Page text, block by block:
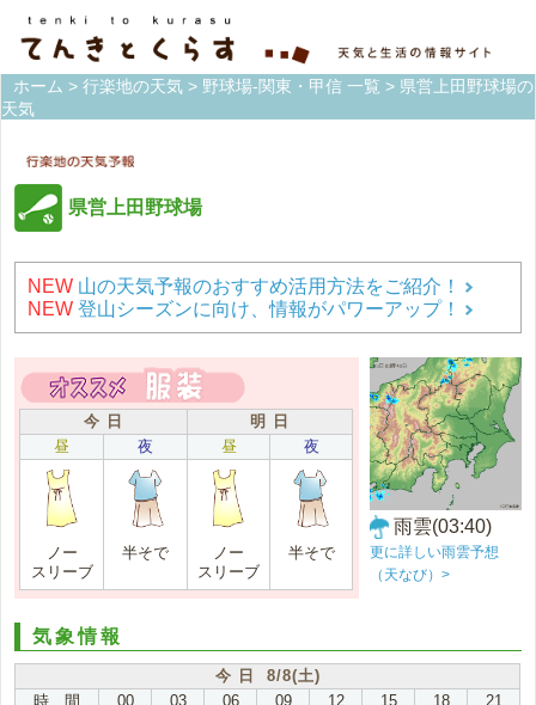
ホーム > 行楽地の天気 > 野球場-関東・甲信 一覧 > 県営上田野球場の
天気
県営上田野球場
NEW 山の天気予報のおすすめ活用方法をご紹介！
NEW 登山シーズンに向け、情報がパワーアップ！
今 日
明 日
昼
夜 昼 夜
ノー
スリーブ
半そで
ノー
スリーブ
半そで
雨雲(03:40)
更に詳しい雨雲予想
（天なび）>
気象情報
今 日 8/8(土)
時 間
00 03 06 09 12 15 18 21